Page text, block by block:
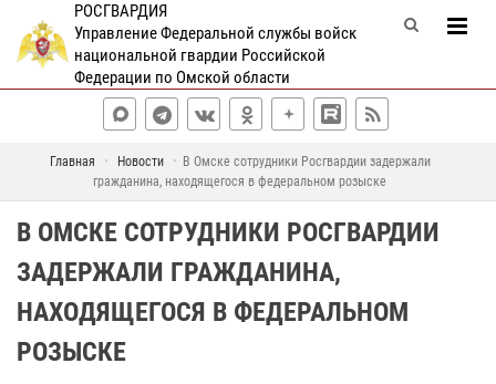
РОСГВАРДИЯ
Управление Федеральной службы войск
национальной гвардии Российской
Федерации по Омской области
Главная Новости
В Омске сотрудники Росгвардии задержали
гражданина, находящегося в федеральном розыске
В ОМСКЕ СОТРУДНИКИ РОСГВАРДИИ
ЗАДЕРЖАЛИ ГРАЖДАНИНА,
НАХОДЯЩЕГОСЯ В ФЕДЕРАЛЬНОМ
РОЗЫСКЕ